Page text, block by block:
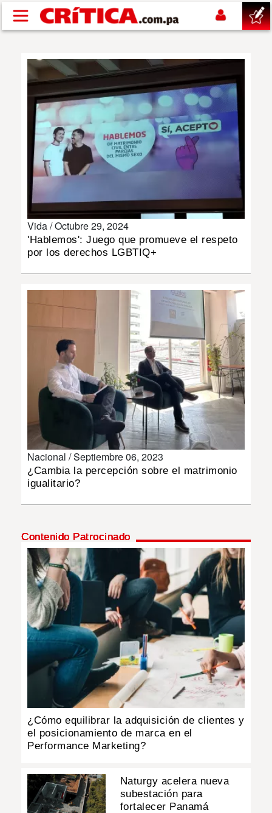
Pasar al contenido principal
NACIONAL
POLÍTICA
SHOW
DEPORTES
MUNDO
MULTIMEDIA
Vida /Octubre 29, 2024
'Hablemos': Juego que promueve el respeto
por los derechos LGBTIQ+
Nacional /Septiembre 06, 2023
¿Cambia la percepción sobre el matrimonio
igualitario?
Contenido Patrocinado
¿Cómo equilibrar la adquisición de clientes y
el posicionamiento de marca en el
Performance Marketing?
Naturgy acelera nueva
subestación para
fortalecer Panamá